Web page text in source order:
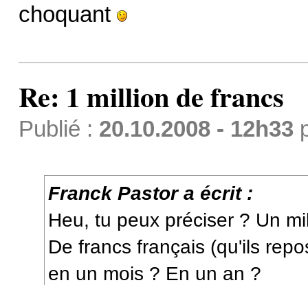
choquant
Re: 1 million de francs
Publié : 20.10.2008 - 12h33
Franck Pastor a écrit :
Heu, tu peux préciser ? Un
De francs français (qu'ils
en un mois ? En un an ?